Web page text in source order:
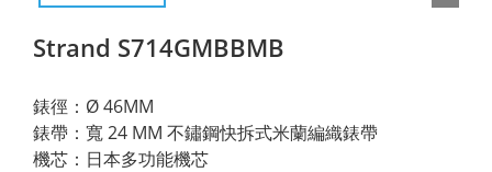
Strand S714GMBBMB
錶徑：Ø 46MM
錶帶：寬 24 MM 不鏽鋼快拆式米蘭編織錶帶
機芯：日本多功能機芯